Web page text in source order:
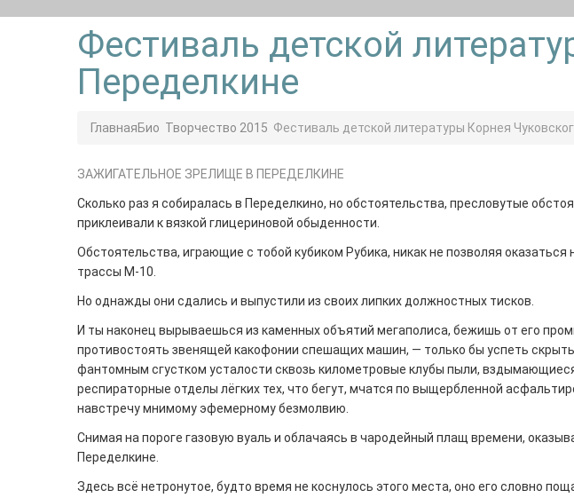
Фестиваль детской
Переделкине
ГлавнаяБио Творчество 2015 Фестиваль детской литературы Корнея
ЗАЖИГАТЕЛЬНОЕ ЗРЕЛИЩЕ В ПЕРЕДЕЛКИНЕ
Сколько раз я собиралась в Переделкино, но обстоятельства, пресловутые
приклеивали к вязкой глицериновой обыденности.
Обстоятельства, играющие с тобой кубиком Рубика, никак не позволяя
трассы М-10.
Но однажды они сдались и выпустили из своих липких должностных тисков.
И ты наконец вырываешься из каменных объятий мегаполиса, бежишь от его
противостоять звенящей какофонии спешащих машин, — только бы успеть
фантомным сгустком усталости сквозь километровые клубы пыли,
респираторные отделы лёгких тех, что бегут, мчатся по выщербленной
навстречу мнимому эфемерному безмолвию.
Снимая на пороге газовую вуаль и облачаясь в чародейный плащ времени,
Переделкине.
Здесь всё нетронутое, будто время не коснулось этого места, оно его словно